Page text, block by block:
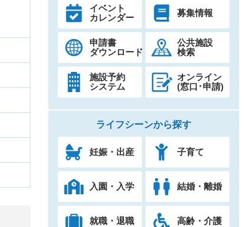
イベント
カレンダー
募集情報
申請書
ダウンロード
公共施設
検索
施設予約
システム
オンライン
(窓口･申請)
ライフシーンから探す
妊娠・出産 子育て
入園・入学 結婚・離婚
就職・退職 高齢・介護